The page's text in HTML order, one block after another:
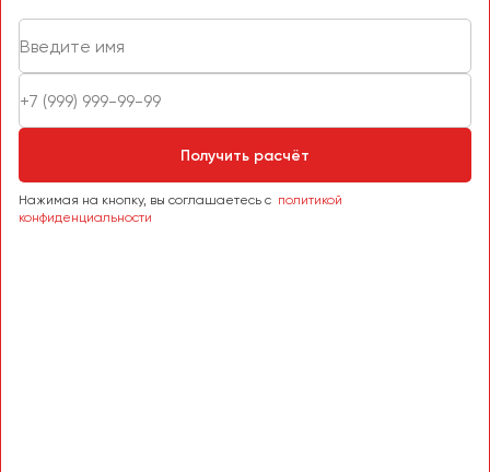
Получить расчёт
Нажимая на кнопку, вы соглашаетесь с политикой
конфиденциальности
Смоленск
Сочи
Ставрополь
Сургут
Тольятти
Томск